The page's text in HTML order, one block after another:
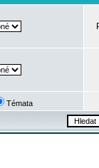
Témata